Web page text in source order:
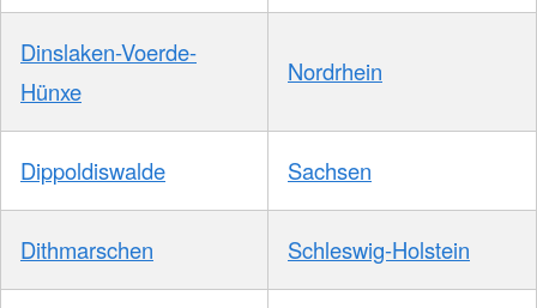
Dinslaken-Voerde-
Hünxe
Nordrhein
Dippoldiswalde Sachsen
Dithmarschen Schleswig-Holstein